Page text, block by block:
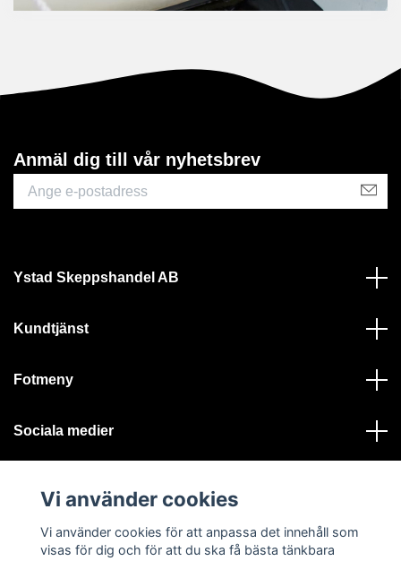
Anmäl dig till vår nyhetsbrev
Ystad Skeppshandel AB
Kundtjänst
Fotmeny
Sociala medier
© 2026 Ystad Skeppshandel - Alla rättigheter reserverade
Vi använder cookies
Vi använder cookies för att anpassa det innehåll som
visas för dig och för att du ska få bästa tänkbara